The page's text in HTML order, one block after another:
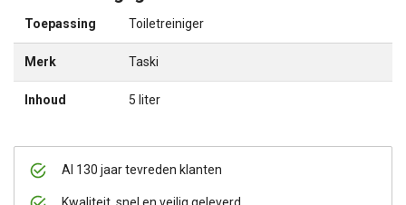
Al 130 jaar tevreden klanten
Toepassing Toiletreiniger
Merk Taski
Inhoud 5 liter